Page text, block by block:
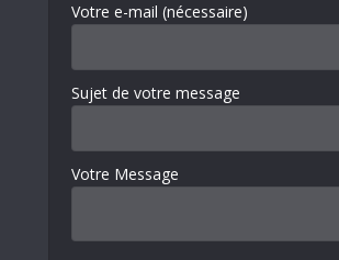
Votre e-mail (nécessaire)
Sujet de votre message
Votre Message